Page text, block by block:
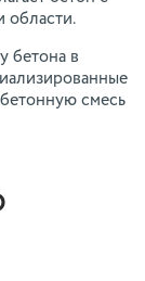
области.
бетона в
смесь